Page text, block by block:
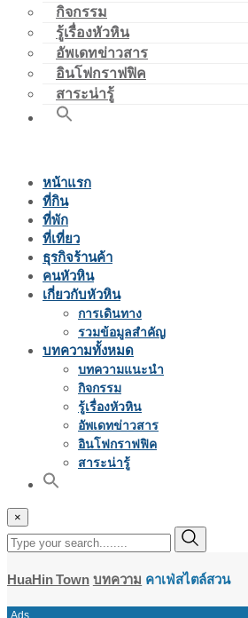
กิจกรรม
รู้เรื่องหัวหิน
อัพเดทข่าวสาร
อินโฟกราฟฟิค
สาระน่ารู้
หน้าแรก
ที่กิน
ที่พัก
ที่เที่ยว
ธุรกิจร้านค้า
คนหัวหิน
เกี่ยวกับหัวหิน
การเดินทาง
รวมข้อมูลสำคัญ
บทความทั้งหมด
บทความแนะนำ
กิจกรรม
รู้เรื่องหัวหิน
อัพเดทข่าวสาร
อินโฟกราฟฟิค
สาระน่ารู้
×
HuaHin Town บทความ คาเฟ่สไตล์สวน